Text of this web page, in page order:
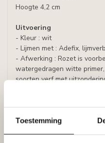
Toestemming
Hoogte 4,2 cm
Uitvoering
- Kleur : wit
- Lijmen met : Adefix,
- Afwerking : Rozet is
watergedragen witte
soorten verf met
Reviews